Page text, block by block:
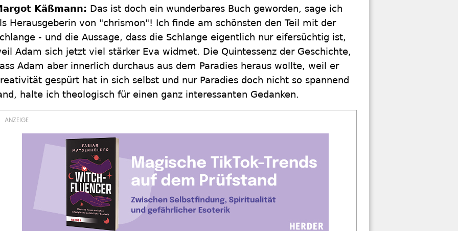
Käßmann: Das ist doch ein wunderbares Buch geworden, sage ich
Herausgeberin von "chrismon"! Ich finde am schönsten den Teil mit der
- und die Aussage, dass die Schlange eigentlich nur eifersüchtig ist,
Adam sich jetzt viel stärker Eva widmet. Die Quintessenz der Geschichte,
Adam aber innerlich durchaus aus dem Paradies heraus wollte, weil er
gespürt hat in sich selbst und nur Paradies doch nicht so spannend
halte ich theologisch für einen ganz interessanten Gedanken.